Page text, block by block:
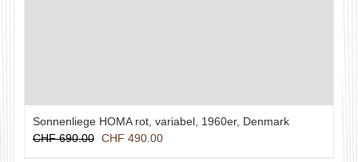
Sonnenliege HOMA rot, variabel, 1960er, Denmark
CHF690.00 Ursprünglicher
CHF 490.00Aktueller